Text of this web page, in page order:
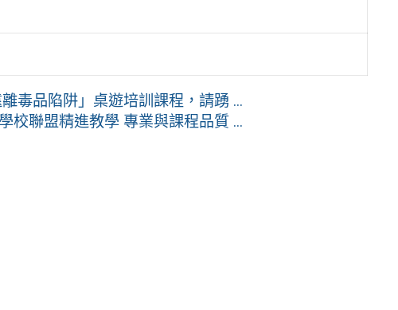
毒品陷阱」桌遊培訓課程，請踴 ...
校聯盟精進教學 專業與課程品質 ...